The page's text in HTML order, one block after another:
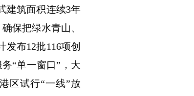
建筑面积连续3年
保把绿水青山、
布12批116项创
“单一窗口”，大
区试行“一线”放